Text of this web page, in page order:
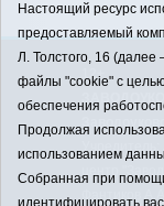
12+
центр
Настоящий ресурс
предоставляемый
Л. Толстого, 16
файлы "cookie" с
обеспечения
Продолжая
использованием
Собранная при
идентифицировать